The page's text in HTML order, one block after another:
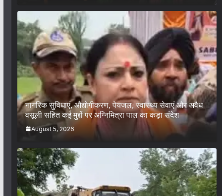
नागरिक सुविधाएं, औद्योगीकरण, पेयजल, स्वास्थ्य सेवाएं और अवैध
वसूली सहित कई मुद्दों पर अग्निमित्रा पाल का कड़ा संदेश
August 5, 2026